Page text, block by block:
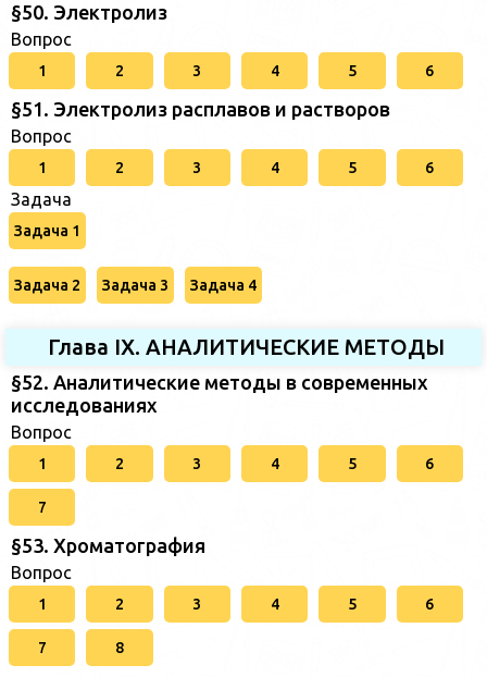
§50. Электролиз
Вопрос
1 2 3 4 5 6
§51. Электролиз расплавов и растворов
Вопрос
1 2 3 4 5 6
Задача
Задача 1
Задача 2 Задача 3 Задача 4
Глава IX. АНАЛИТИЧЕСКИЕ МЕТОДЫ
§52. Аналитические методы в современных
исследованиях
Вопрос
1 2 3 4 5 6
7
§53. Хроматография
Вопрос
1 2 3 4 5 6
7 8